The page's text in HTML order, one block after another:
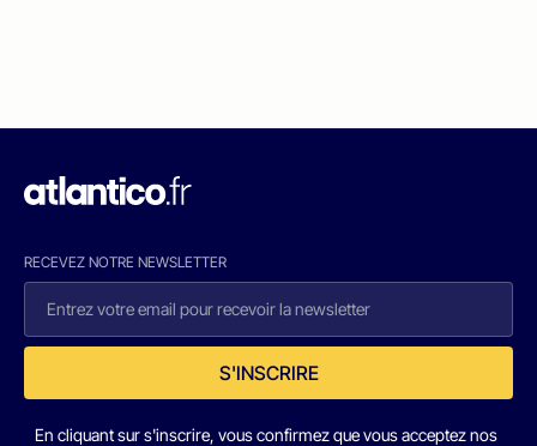
RECEVEZ NOTRE NEWSLETTER
S'INSCRIRE
En cliquant sur s'inscrire, vous confirmez que vous acceptez nos